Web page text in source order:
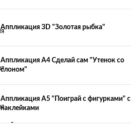
Аппликация 3D "Золотая рыбка"
Аппликация А4 Сделай сам "Утенок со
слоном"
Аппликация А5 "Поиграй с фигурками" с
наклейками